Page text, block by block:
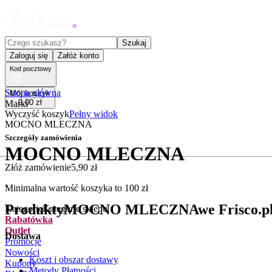
Czego szukasz?
Szukaj
Zaloguj się
Załóż konto
Kod pocztowy
Mój koszyk
0,00 zł
Wyczyść koszykPełny widok
Szczegóły zamówienia
Złóż zamówienie5,90 zł
Minimalna wartość koszyka to 100 zł
KategorieKategorie sklepu
Rabatówka
Outlet
Promocje
Nowości
Kupony
Strona główna
Marki
MOCNO MLECZNA
MOCNO MLECZNA
.
ProduktyMOCNO MLECZNAwe Frisco.pl
Dostawa
Koszt i obszar dostawy